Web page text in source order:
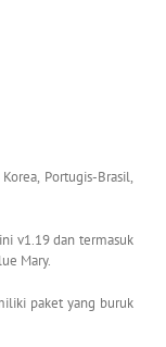
Portugis-Brasil,
v1.19 dan termasuk
Mary.
paket yang buruk